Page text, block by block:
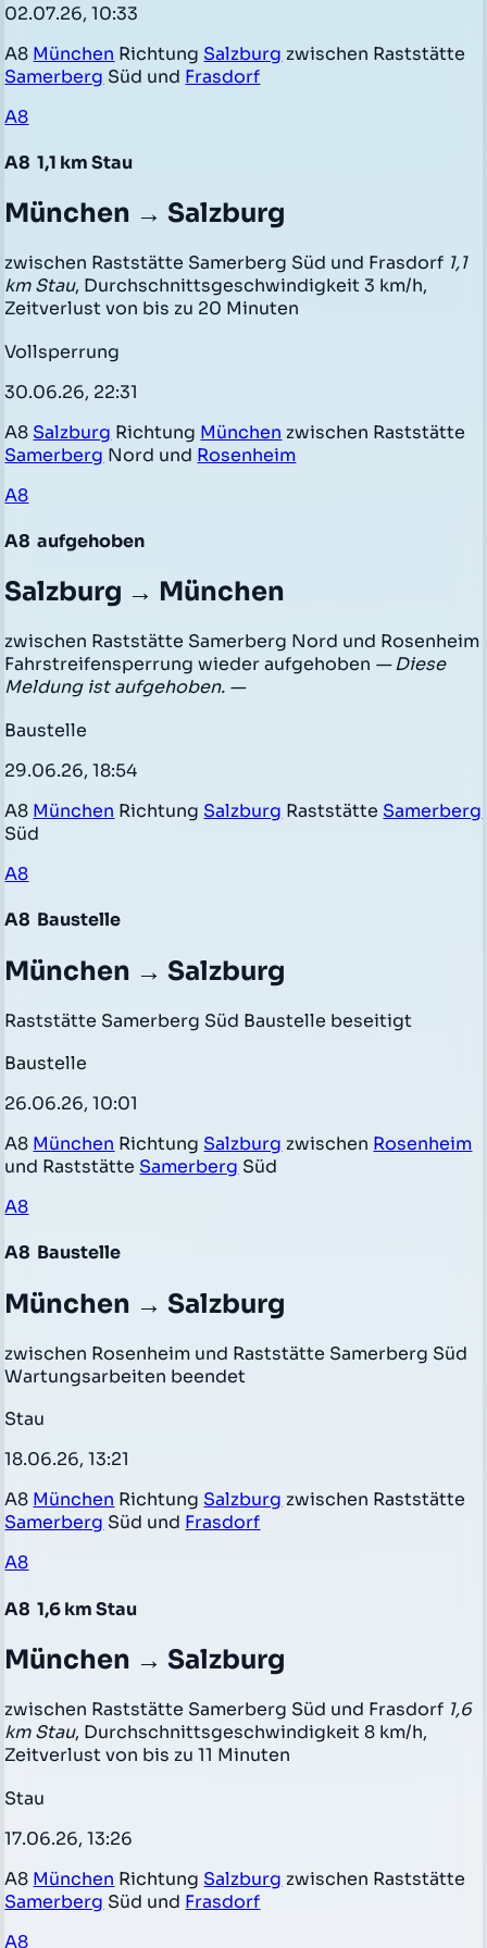
02.07.26, 10:33
A8 München Richtung Salzburg zwischen Raststätte
Samerberg Süd und Frasdorf
A8
A8 1,1 km Stau
München → Salzburg
zwischen Raststätte Samerberg Süd und Frasdorf 1,1
km Stau, Durchschnittsgeschwindigkeit 3 km/h,
Zeitverlust von bis zu 20 Minuten
Vollsperrung
30.06.26, 22:31
A8 Salzburg Richtung München zwischen Raststätte
Samerberg Nord und Rosenheim
A8
A8 aufgehoben
Salzburg → München
zwischen Raststätte Samerberg Nord und Rosenheim
Fahrstreifensperrung wieder aufgehoben — Diese
Meldung ist aufgehoben. —
Baustelle
29.06.26, 18:54
A8 München Richtung Salzburg Raststätte Samerberg
Süd
A8
A8 Baustelle
München → Salzburg
Raststätte Samerberg Süd Baustelle beseitigt
Baustelle
26.06.26, 10:01
A8 München Richtung Salzburg zwischen Rosenheim
und Raststätte Samerberg Süd
A8
A8 Baustelle
München → Salzburg
zwischen Rosenheim und Raststätte Samerberg Süd
Wartungsarbeiten beendet
Stau
18.06.26, 13:21
A8 München Richtung Salzburg zwischen Raststätte
Samerberg Süd und Frasdorf
A8
A8 1,6 km Stau
München → Salzburg
zwischen Raststätte Samerberg Süd und Frasdorf 1,6
km Stau, Durchschnittsgeschwindigkeit 8 km/h,
Zeitverlust von bis zu 11 Minuten
Stau
17.06.26, 13:26
A8 München Richtung Salzburg zwischen Raststätte
Samerberg Süd und Frasdorf
A8